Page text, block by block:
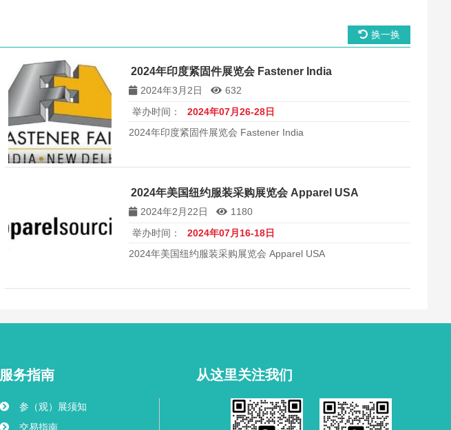
换一换
2024年印度紧固件展览会 Fastener India
2024年3月2日
632
举办时间：
2024年07月26-28日
2024年印度紧固件展览会 Fastener India
2024年美国纽约服装采购展览会 Apparel USA
2024年2月22日
1180
举办时间：
2024年07月16-18日
2024年美国纽约服装采购展览会 Apparel USA
服务指南
参（观）展须知
交易指南
从这里关注我们